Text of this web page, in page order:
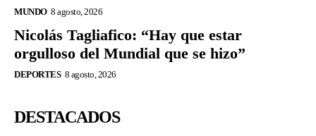
MUNDO 8 agosto, 2026
Nicolás Tagliafico: “Hay que estar
orgulloso del Mundial que se hizo”
DEPORTES 8 agosto, 2026
DESTACADOS